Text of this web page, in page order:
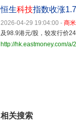
恒生科技指数收涨
2026-04-29 19:04:00 - 商
及98.9港元/股，较发行价
http://hk.eastmoney.com/
相关搜索